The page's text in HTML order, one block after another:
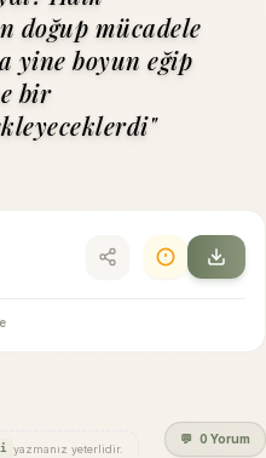
doğup mücadele
yine boyun eğip
bir
yazmanız yeterlidir.
💬 0 Yorum